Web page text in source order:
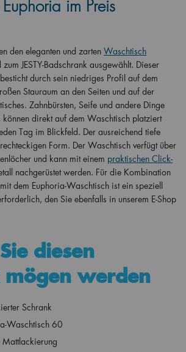
im Preis
den eleganten und zarten Waschtisch
zum JESTY-Badschrank ausgewählt. Dieser
durch sein niedriges Profil auf dem
Stauraum an den Seiten und auf der
Zahnbürsten, Seife und andere Dinge
können direkt auf dem Waschtisch platziert
Tag im Blickfeld. Der ausreichend tiefe
Form. Der Waschtisch verfügt über
und kann mit einem praktischen Click-
nachgerüstet werden. Für die Kombination
mit dem Euphoria-Waschtisch ist ein speziell
den Sie ebenfalls in unserem E-Shop
diesen
mögen werden
Schrank
Waschtisch 60